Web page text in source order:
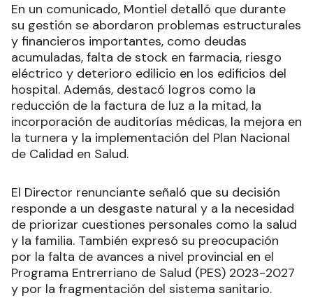
En un comunicado, Montiel detalló que durante
su gestión se abordaron problemas estructurales
y financieros importantes, como deudas
acumuladas, falta de stock en farmacia, riesgo
eléctrico y deterioro edilicio en los edificios del
hospital. Además, destacó logros como la
reducción de la factura de luz a la mitad, la
incorporación de auditorías médicas, la mejora en
la turnera y la implementación del Plan Nacional
de Calidad en Salud.
El Director renunciante señaló que su decisión
responde a un desgaste natural y a la necesidad
de priorizar cuestiones personales como la salud
y la familia. También expresó su preocupación
por la falta de avances a nivel provincial en el
Programa Entrerriano de Salud (PES) 2023-2027
y por la fragmentación del sistema sanitario.